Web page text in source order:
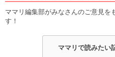
ママリ編集部がみなさんのご意見を
す！
ママリで読みたい